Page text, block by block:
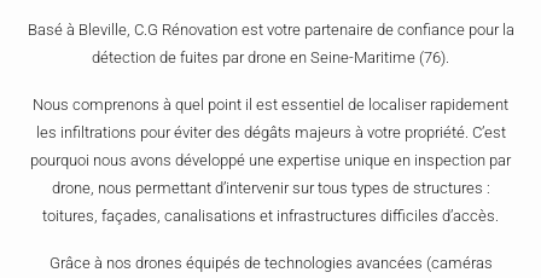
Basé à Bleville, C.G Rénovation est votre partenaire de confiance pour la
détection de fuites par drone en Seine-Maritime (76).
Nous comprenons à quel point il est essentiel de localiser rapidement
les infiltrations pour éviter des dégâts majeurs à votre propriété. C’est
pourquoi nous avons développé une expertise unique en inspection par
drone, nous permettant d’intervenir sur tous types de structures :
toitures, façades, canalisations et infrastructures difficiles d’accès.
Grâce à nos drones équipés de technologies avancées (caméras